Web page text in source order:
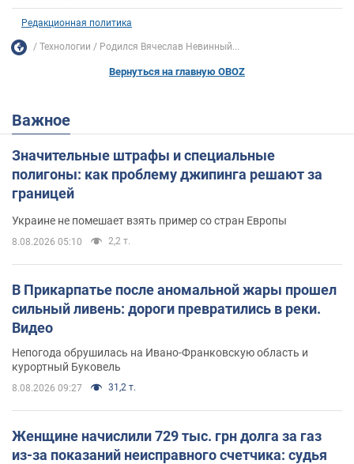
Редакционная политика
Технологии Родился Вячеслав Невинный...
Вернуться на главную OBOZ
Важное
Значительные штрафы и специальные
полигоны: как проблему джипинга решают за
границей
Украине не помешает взять пример со стран Европы
8.08.2026 05:10 2,2 т.
В Прикарпатье после аномальной жары прошел
сильный ливень: дороги превратились в реки.
Видео
Непогода обрушилась на Ивано-Франковскую область и
курортный Буковель
8.08.2026 09:27 31,2 т.
Женщине начислили 729 тыс. грн долга за газ
из-за показаний неисправного счетчика: судья